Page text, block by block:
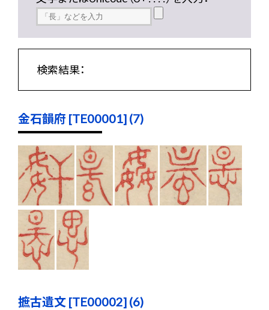
検索結果：
金石韻府 [TE00001] (7)
摭古遺文 [TE00002] (6)